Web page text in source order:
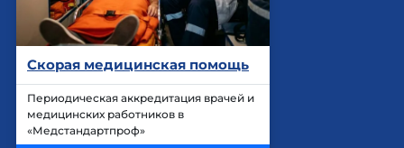
Скорая медицинская помощь
Периодическая аккредитация врачей и
медицинских работников в
«Медстандартпроф»